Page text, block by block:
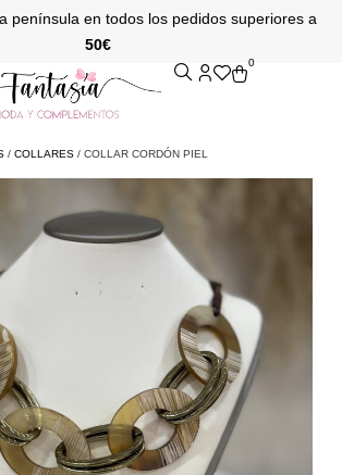
península en todos los pedidos superiores a
50€
0
/ COLLARES / COLLAR CORDÓN PIEL